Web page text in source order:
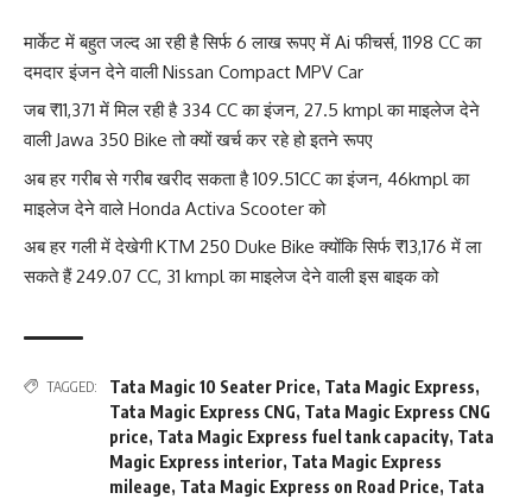
मार्केट में बहुत जल्द आ रही है सिर्फ 6 लाख रूपए में Ai फीचर्स, 1198 CC का
दमदार इंजन देने वाली Nissan Compact MPV Car
जब ₹11,371 में मिल रही है 334 CC का इंजन, 27.5 kmpl का माइलेज देने
वाली Jawa 350 Bike तो क्यों खर्च कर रहे हो इतने रूपए
अब हर गरीब से गरीब खरीद सकता है 109.51CC का इंजन, 46kmpl का
माइलेज देने वाले Honda Activa Scooter को
अब हर गली में देखेगी KTM 250 Duke Bike क्योंकि सिर्फ ₹13,176 में ला
सकते हैं 249.07 CC, 31 kmpl का माइलेज देने वाली इस बाइक को
TAGGED: Tata Magic 10 Seater Price, Tata Magic Express,
Tata Magic Express CNG, Tata Magic Express CNG
price, Tata Magic Express fuel tank capacity, Tata
Magic Express interior, Tata Magic Express
mileage, Tata Magic Express on Road Price, Tata